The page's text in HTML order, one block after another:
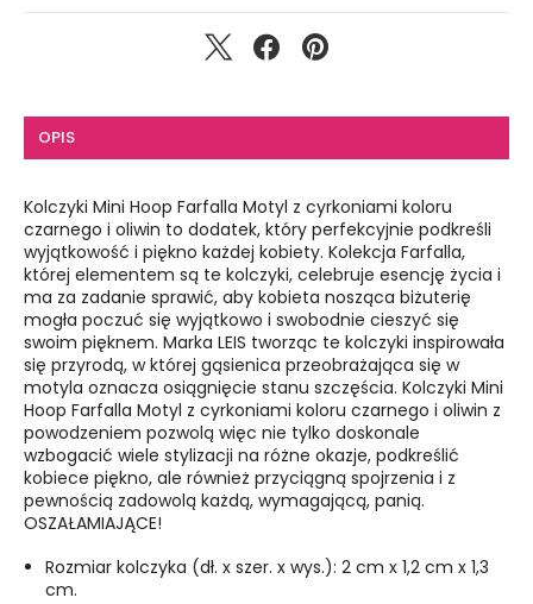
OPIS
Kolczyki Mini Hoop Farfalla Motyl z cyrkoniami koloru
czarnego i oliwin to dodatek, który perfekcyjnie podkreśli
wyjątkowość i piękno każdej kobiety. Kolekcja Farfalla,
której elementem są te kolczyki, celebruje esencję życia i
ma za zadanie sprawić, aby kobieta nosząca biżuterię
mogła poczuć się wyjątkowo i swobodnie cieszyć się
swoim pięknem. Marka LEIS tworząc te kolczyki inspirowała
się przyrodą, w której gąsienica przeobrażająca się w
motyla oznacza osiągnięcie stanu szczęścia. Kolczyki Mini
Hoop Farfalla Motyl z cyrkoniami koloru czarnego i oliwin z
powodzeniem pozwolą więc nie tylko doskonale
wzbogacić wiele stylizacji na różne okazje, podkreślić
kobiece piękno, ale również przyciągną spojrzenia i z
pewnością zadowolą każdą, wymagającą, panią.
OSZAŁAMIAJĄCE!
Rozmiar kolczyka (dł. x szer. x wys.): 2 cm x 1,2 cm x 1,3
cm.